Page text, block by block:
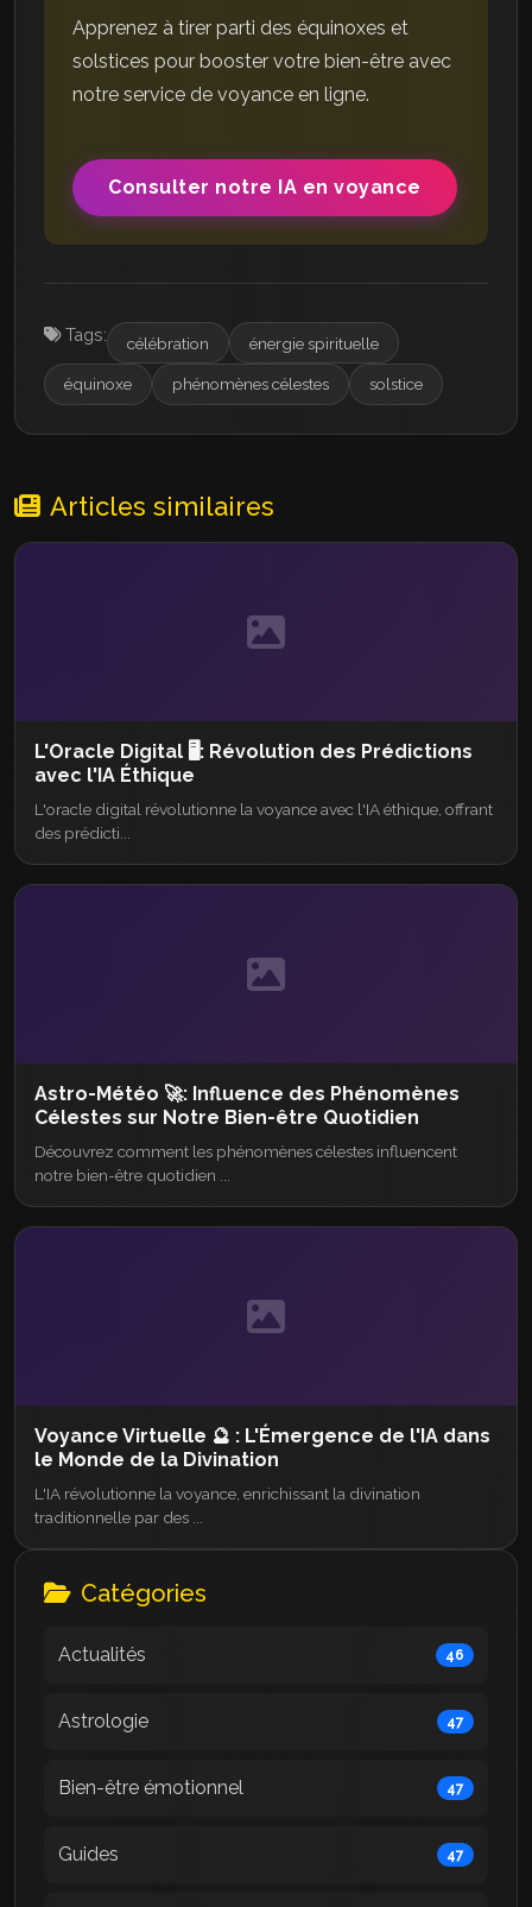
Apprenez à tirer parti des équinoxes et
solstices pour booster votre bien-être avec
notre service de voyance en ligne.
Consulter notre IA en voyance
Tags: célébration énergie spirituelle
équinoxe phénomènes célestes solstice
Articles similaires
L'Oracle Digital 🖥️: Révolution des Prédictions
avec l'IA Éthique
L'oracle digital révolutionne la voyance avec l'IA éthique, offrant
des prédicti...
Astro-Météo 🚀: Influence des Phénomènes
Célestes sur Notre Bien-être Quotidien
Découvrez comment les phénomènes célestes influencent
notre bien-être quotidien ...
Voyance Virtuelle 🔮 : L'Émergence de l'IA dans
le Monde de la Divination
L'IA révolutionne la voyance, enrichissant la divination
traditionnelle par des ...
Catégories
Actualités 46
Astrologie 47
Bien-être émotionnel 47
Guides 47